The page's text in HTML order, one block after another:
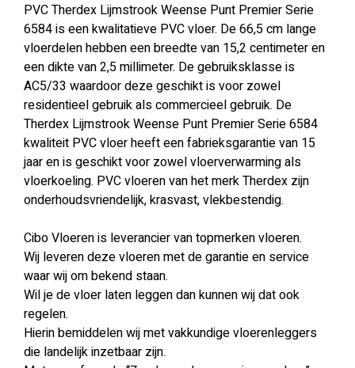
PVC Therdex Lijmstrook Weense Punt Premier Serie
6584 is een kwalitatieve PVC vloer. De 66,5 cm lange
vloerdelen hebben een breedte van 15,2 centimeter en
een dikte van 2,5 millimeter. De gebruiksklasse is
AC5/33 waardoor deze geschikt is voor zowel
residentieel gebruik als commercieel gebruik. De
Therdex Lijmstrook Weense Punt Premier Serie 6584
kwaliteit PVC vloer heeft een fabrieksgarantie van 15
jaar en is geschikt voor zowel vloerverwarming als
vloerkoeling. PVC vloeren van het merk Therdex zijn
onderhoudsvriendelijk, krasvast, vlekbestendig.
Cibo Vloeren is leverancier van topmerken vloeren.
Wij leveren deze vloeren met de garantie en service
waar wij om bekend staan.
Wil je de vloer laten leggen dan kunnen wij dat ook
regelen.
Hierin bemiddelen wij met vakkundige vloerenleggers
die landelijk inzetbaar zijn.